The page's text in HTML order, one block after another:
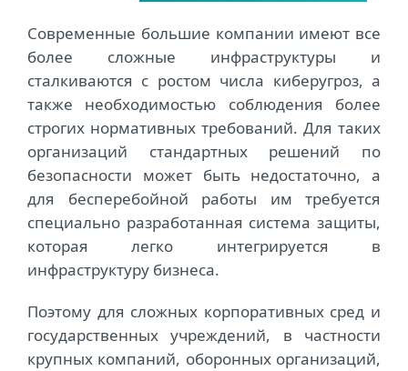
Современные большие компании имеют все
более сложные инфраструктуры и
сталкиваются с ростом числа киберугроз, а
также необходимостью соблюдения более
строгих нормативных требований. Для таких
организаций стандартных решений по
безопасности может быть недостаточно, а
для бесперебойной работы им требуется
специально разработанная система защиты,
которая легко интегрируется в
инфраструктуру бизнеса.
Поэтому для сложных корпоративных сред и
государственных учреждений, в частности
крупных компаний, оборонных организаций,